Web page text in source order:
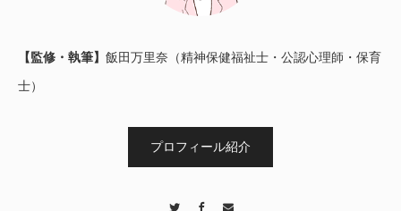
【監修・執筆】 飯田万里奈（精神保健福祉士・公認心理師・保育
士）
プロフィール紹介